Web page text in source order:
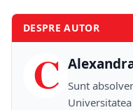
DESPRE AUTOR
C
Sunt